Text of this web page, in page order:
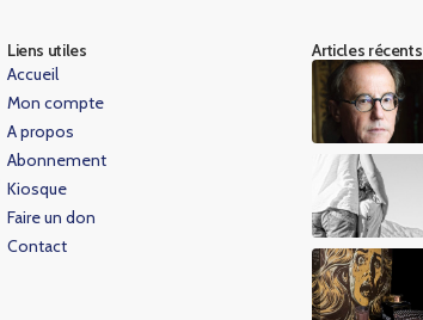
Liens utiles
Accueil
Mon compte
A propos
Abonnement
Kiosque
Faire un don
Contact
Articles récents